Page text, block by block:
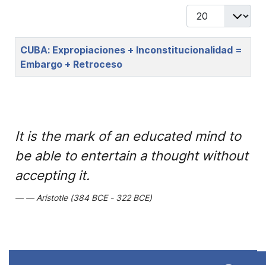
Display #
Title
CUBA: Expropiaciones + Inconstitucionalidad =
Embargo + Retroceso
It is the mark of an educated mind to
be able to entertain a thought without
accepting it.
Aristotle (384 BCE - 322 BCE)